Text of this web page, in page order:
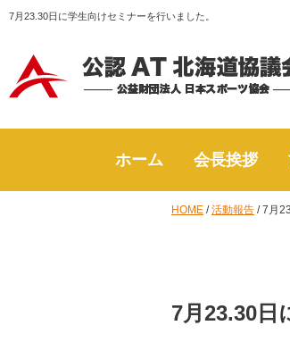
7月23.30日に学生向けセミナーを行いました。
ホーム 会長挨拶
HOME /活動報告 /7月
7月23.30日